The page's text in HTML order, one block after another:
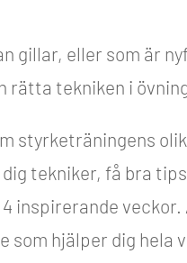
gillar, eller som är
rätta tekniken i
styrketräningens
tekniker, få bra
inspirerande veckor.
som hjälper dig hela